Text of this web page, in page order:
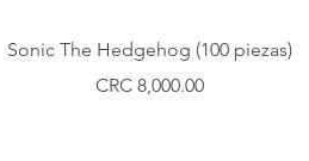
Vista rápida
Sonic The Hedgehog (100 piezas)
Precio
CRC 8,000.00